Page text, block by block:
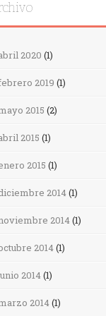
2020 (1)
2019 (1)
2015 (2)
2015 (1)
2015 (1)
2014(1)
2014(1)
2014(1)
2014(1)
2014(1)